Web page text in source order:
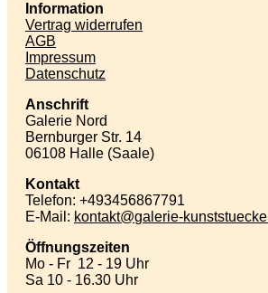
Information
Vertrag widerrufen
AGB
Impressum
Datenschutz
Anschrift
Galerie Nord
Bernburger Str. 14
06108 Halle (Saale)
Kontakt
Telefon: +493456867791
E-Mail: kontakt galerie-kunststuecke
Öffnungszeiten
Mo - Fr 12 - 19 Uhr
Sa 10 - 16.30 Uhr